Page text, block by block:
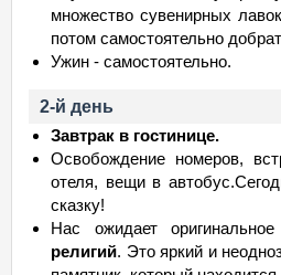
множество сувенирных
потом самостоятельно
Ужин - самостоятельно.
2-й день
Завтрак в гостинице.
Освобождение номеров,
отеля, вещи в
сказку!
Нас ожидает
религий. Это яркий и